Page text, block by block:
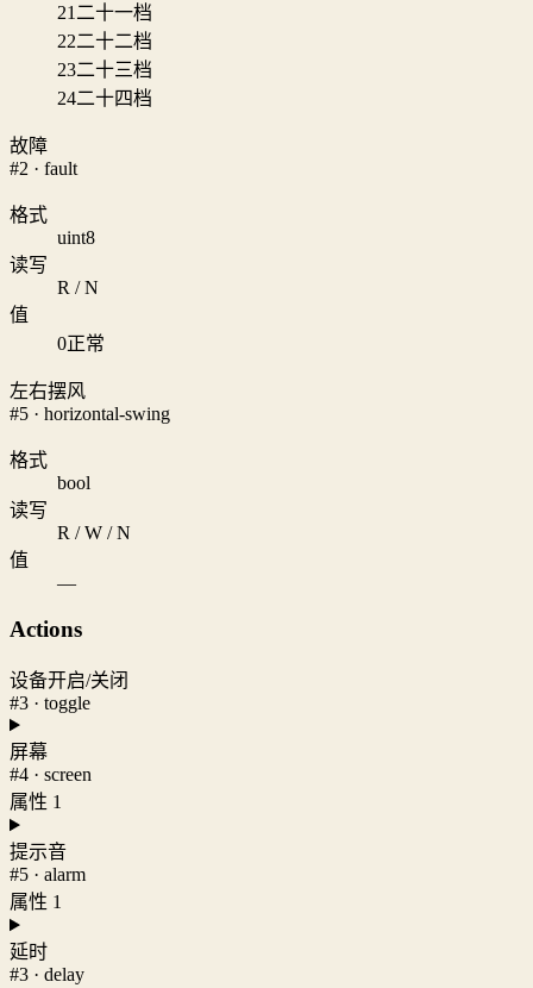
21 二十一档
22二十二档
23二十三档
24二十四档
故障
#2 · fault
格式
uint8
读写
R / N
值
0正常
左右摆风
#5 · horizontal-swing
格式
bool
读写
R / W / N
值
—
Actions
设备开启/关闭
#3 · toggle
屏幕
#4 · screen
属性 1
提示音
#5 · alarm
属性 1
延时
#3 · delay